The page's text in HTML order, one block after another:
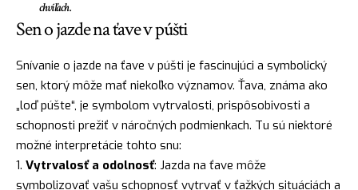
chvíľach.
Sen o jazde na ťave v púšti
Snívanie o jazde na ťave v púšti je fascinujúci a symbolický
sen, ktorý môže mať niekoľko významov. Ťava, známa ako
„loď púšte“, je symbolom vytrvalosti, prispôsobivosti a
schopnosti prežiť v náročných podmienkach. Tu sú niektoré
možné interpretácie tohto snu:
Vytrvalosť a odolnosť: Jazda na ťave môže
symbolizovať vašu schopnosť vytrvať v ťažkých situáciách a